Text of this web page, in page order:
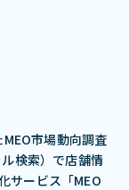
市場動向調査
検索）で店舗情
サービス「MEO